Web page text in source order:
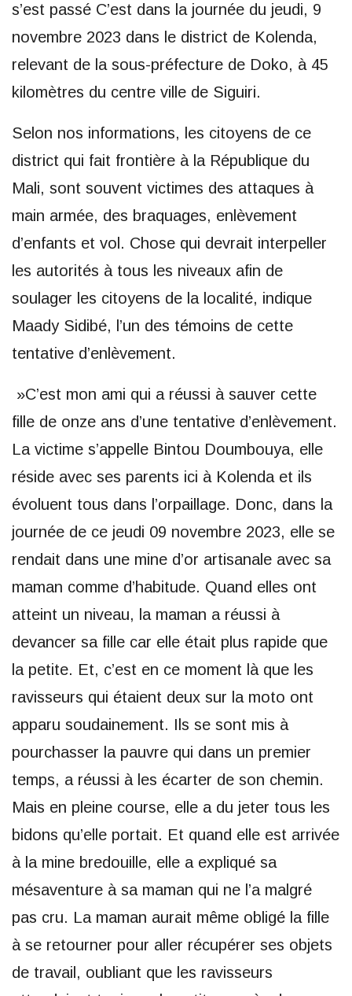
s’est passé C’est dans la journée du jeudi, 9
novembre 2023 dans le district de Kolenda,
relevant de la sous-préfecture de Doko, à 45
kilomètres du centre ville de Siguiri.
Selon nos informations, les citoyens de ce
district qui fait frontière à la République du
Mali, sont souvent victimes des attaques à
main armée, des braquages, enlèvement
d’enfants et vol. Chose qui devrait interpeller
les autorités à tous les niveaux afin de
soulager les citoyens de la localité, indique
Maady Sidibé, l’un des témoins de cette
tentative d’enlèvement.
»C’est mon ami qui a réussi à sauver cette
fille de onze ans d’une tentative d’enlèvement.
La victime s’appelle Bintou Doumbouya, elle
réside avec ses parents ici à Kolenda et ils
évoluent tous dans l’orpaillage. Donc, dans la
journée de ce jeudi 09 novembre 2023, elle se
rendait dans une mine d’or artisanale avec sa
maman comme d’habitude. Quand elles ont
atteint un niveau, la maman a réussi à
devancer sa fille car elle était plus rapide que
la petite. Et, c’est en ce moment là que les
ravisseurs qui étaient deux sur la moto ont
apparu soudainement. Ils se sont mis à
pourchasser la pauvre qui dans un premier
temps, a réussi à les écarter de son chemin.
Mais en pleine course, elle a du jeter tous les
bidons qu’elle portait. Et quand elle est arrivée
à la mine bredouille, elle a expliqué sa
mésaventure à sa maman qui ne l’a malgré
pas cru. La maman aurait même obligé la fille
à se retourner pour aller récupérer ses objets
de travail, oubliant que les ravisseurs